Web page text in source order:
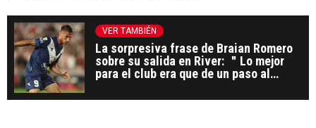
VER TAMBIÉN
La sorpresiva frase de Braian Romero
sobre su salida en River: ＂Lo mejor
para el club era que de un paso al